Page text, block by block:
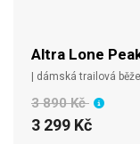
Altra Lone
| dámská trailová
3 890 Kč
3 299 Kč